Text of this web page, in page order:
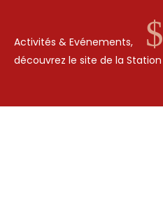
$
Activités & Evénements,
découvrez le site de la Station